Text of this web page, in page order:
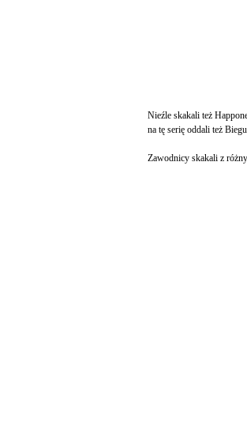
Nieźle skakali też
na tę serię oddali też
Zawodnicy skakali z